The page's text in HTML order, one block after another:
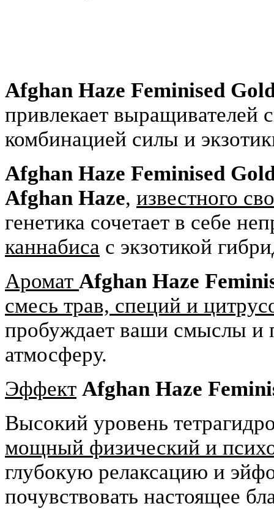
Afghan Haze Feminised
привлекает выращивателей
комбинацией силы и
Afghan Haze Feminised
Afghan Haze, известного
генетика сочетает в себе
каннабиса с экзотикой
Аромат Afghan Haze
смесь трав, специй и
пробуждает ваши смыслы и
атмосферу.
Эффект Afghan Haze
Высокий уровень
мощный физический и
глубокую релаксацию и
почувствовать настоящее